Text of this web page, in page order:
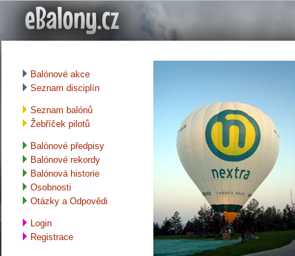
Balónové akce
Seznam disciplín
Seznam balónů
Žebříček pilotů
Balónové předpisy
Balónové rekordy
Balónová historie
Osobnosti
Otázky a Odpovědi
Login
Registrace